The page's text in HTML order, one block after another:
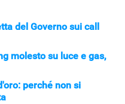
del Governo sui call
molesto su luce e gas,
perché non si